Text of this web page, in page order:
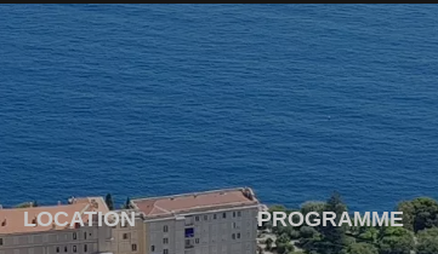
LOCATION PROGRAMME